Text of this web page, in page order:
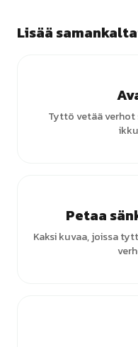
Lisää
Tyttö vetää
Petaa
Kaksi kuvaa, joissa